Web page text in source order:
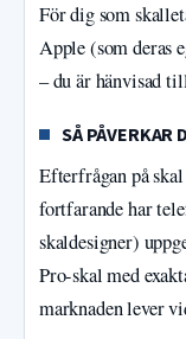
För dig som
Apple (som deras
– du är hänvisad
SÅ PÅVERKAR
Efterfrågan på
fortfarande har
skaldesigner)
Pro-skal med
marknaden lever